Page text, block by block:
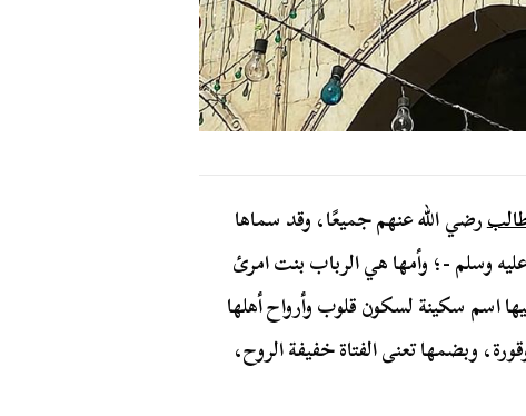
رضي الله عنهم جميعًا، وقد سماها
وسلم -؛ وأمها هي الرباب بنت امرئ
اسم سكينة لسكون قلوب وأرواح أهلها
وبضمها تعنى الفتاة خفيفة الروح،